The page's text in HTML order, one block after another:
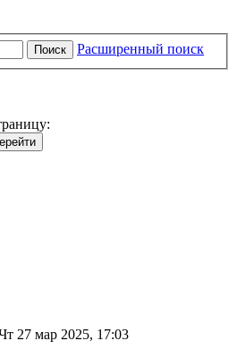
Поиск
Расширенный поиск
27 мар 2025, 17:03